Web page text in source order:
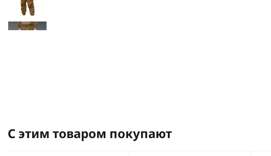
С этим товаром покупают